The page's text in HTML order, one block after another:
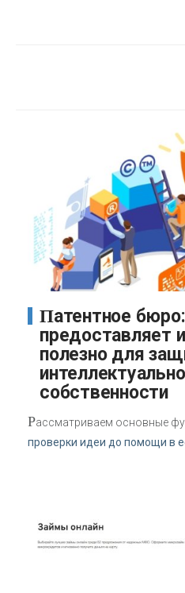
Патентное бюро: какие услуги
предоставляет
полезно для
собственности
Рассматриваем основные
проверки идеи до помощи в